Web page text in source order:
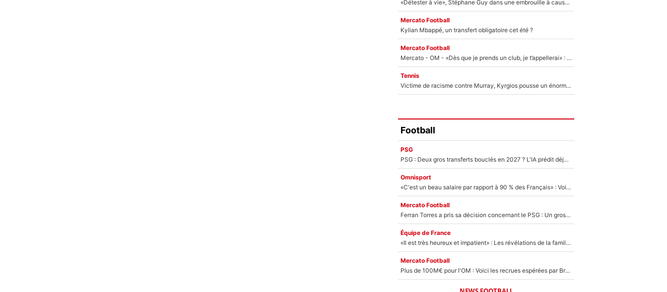
«Détester à vie», Stéphane Guy dans une embrouille à cause du PSG !
Mercato Football
Kylian Mbappé, un transfert obligatoire cet été ?
Mercato Football
Mercato - OM - «Dès que je prends un club, je t’appellerai» : La promesse de Marcelino au moment de claquer la porte
Tennis
Victime de racisme contre Murray, Kyrgios pousse un énorme coup de gueule !
Football
PSG
PSG : Deux gros transferts bouclés en 2027 ? L'IA prédit déjà les deux joueurs qui pourraient rejoindre Luis Enrique !
Omnisport
«C'est un beau salaire par rapport à 90 % des Français» : Voilà combien touchait Nelson Monfort sur France Télévisions avant de rejoindre CNews
Mercato Football
Ferran Torres a pris sa décision concernant le PSG : Un gros club étranger prêt à relancer le feuilleton pour la signature du champion du monde 2026 !
Équipe de France
«Il est très heureux et impatient» : Les révélations de la famille Zidane sur sa prise de pouvoir en équipe de France !
Mercato Football
Plus de 100M€ pour l'OM : Voici les recrues espérées par Bruno Genesio et Grégory Lorenzi après l’opération dégraissage